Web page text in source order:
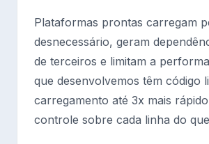
Plataformas prontas carregam
desnecessário, geram
de terceiros e limitam a
que desenvolvemos têm código
carregamento até 3x mais
controle sobre cada linha do